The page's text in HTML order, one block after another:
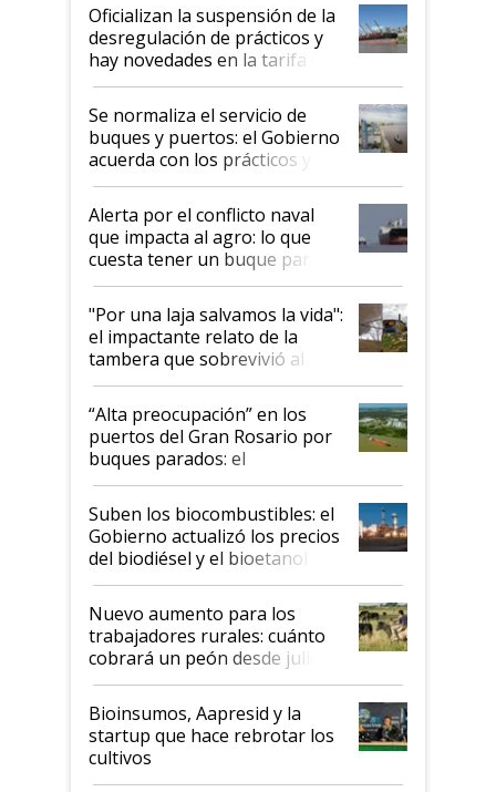
Oficializan la suspensión de la
desregulación de prácticos y
hay novedades en la tarifa de
la hidrovía
Se normaliza el servicio de
buques y puertos: el Gobierno
acuerda con los prácticos y
suspende el decreto de
desregulación
Alerta por el conflicto naval
que impacta al agro: lo que
cuesta tener un buque parado
y el peligro de que Argentina
pase a ser "país sucio"
"Por una laja salvamos la vida":
el impactante relato de la
tambera que sobrevivió al
tornado
“Alta preocupación” en los
puertos del Gran Rosario por
buques parados: el
funcionamiento de las
exportadoras en tensión tras
la medida de fuerza de los
prácticos
Suben los biocombustibles: el
Gobierno actualizó los precios
del biodiésel y el bioetanol
Nuevo aumento para los
trabajadores rurales: cuánto
cobrará un peón desde julio
Bioinsumos, Aapresid y la
startup que hace rebrotar los
cultivos